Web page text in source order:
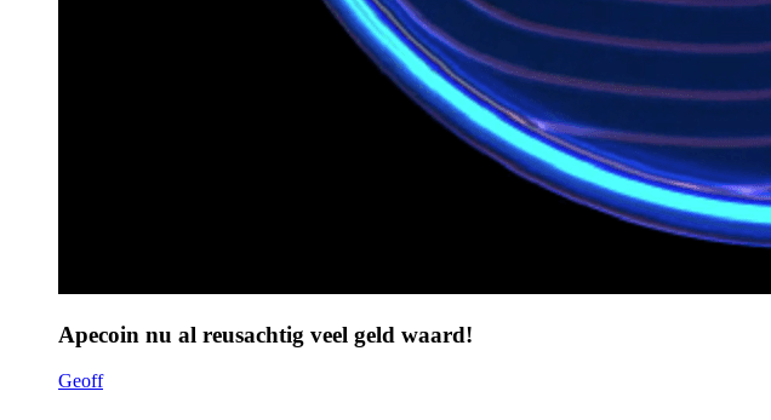
Apecoin nu al reusachtig veel geld waard!
Geoff